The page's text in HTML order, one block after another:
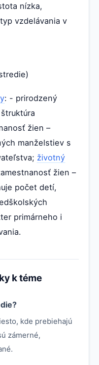
nízka,
vzdelávania v
: - prirodzený
žien –
manželstiev s
životný
žien –
počet detí,
primárneho i
k téme
kde prebiehajú
zámerné,